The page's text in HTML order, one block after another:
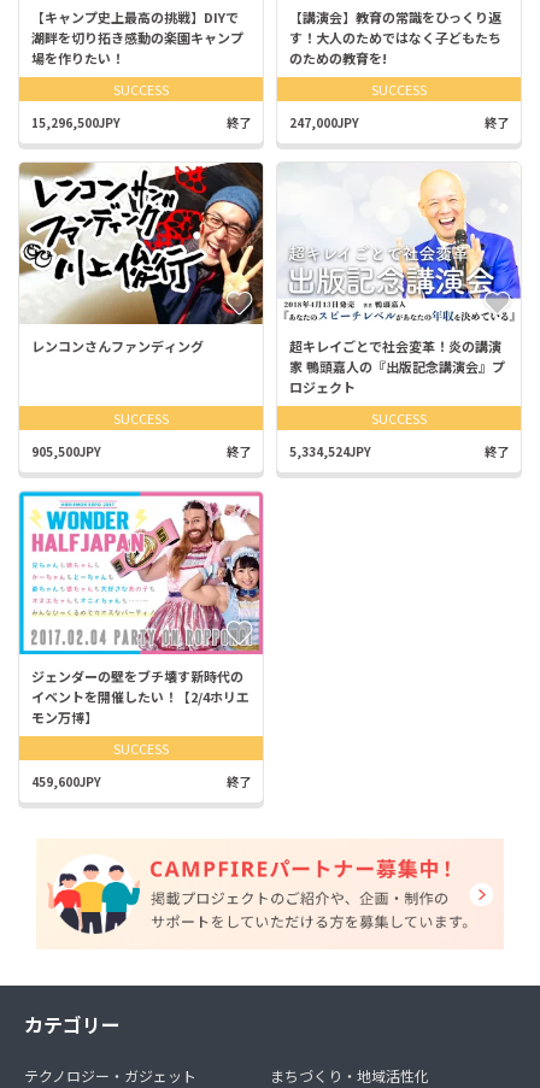
【キャンプ史上最高の挑戦】DIYで
湖畔を切り拓き感動の楽園キャンプ
場を作りたい！
SUCCESS
15,296,500JPY 終了
【講演会】教育の常識をひっくり返
す！大人のためではなく子どもたち
のための教育を!
SUCCESS
247,000JPY 終了
レンコンさんファンディング
SUCCESS
905,500JPY 終了
超キレイごとで社会変革！炎の講演
家 鴨頭嘉人の『出版記念講演会』プ
ロジェクト
SUCCESS
5,334,524JPY 終了
ジェンダーの壁をブチ壊す新時代の
イベントを開催したい！【2/4ホリエ
モン万博】
SUCCESS
459,600JPY 終了
カテゴリー
テクノロジー・ガジェット
まちづくり・地域活性化